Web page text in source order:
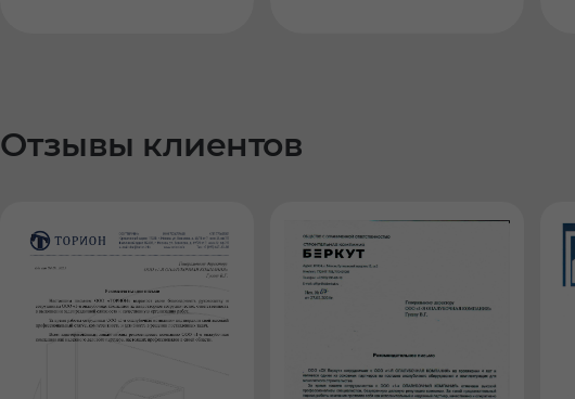
Отзывы клиентов